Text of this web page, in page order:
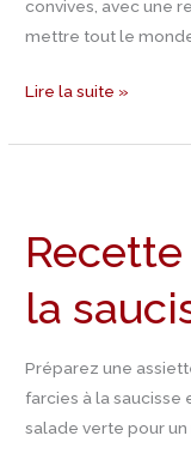
convives, avec une
mettre tout le monde
Lire la suite »
la
Préparez une
farcies à la saucisse
salade verte pour
à
la
saucisse
pancetta